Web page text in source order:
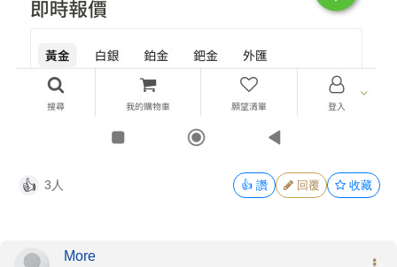
👍 3人 👍 讚 回覆 收藏
More